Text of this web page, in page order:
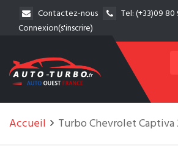
Contactez-nous Tel:(+33)09 80
Connexion(s'inscrire)
Accueil Turbo Chevrolet Captiva